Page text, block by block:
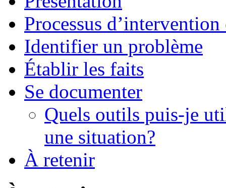
Processus
Identifier un problème
Établir les faits
Se documenter
Quels outils puis-je
une situation?
À retenir